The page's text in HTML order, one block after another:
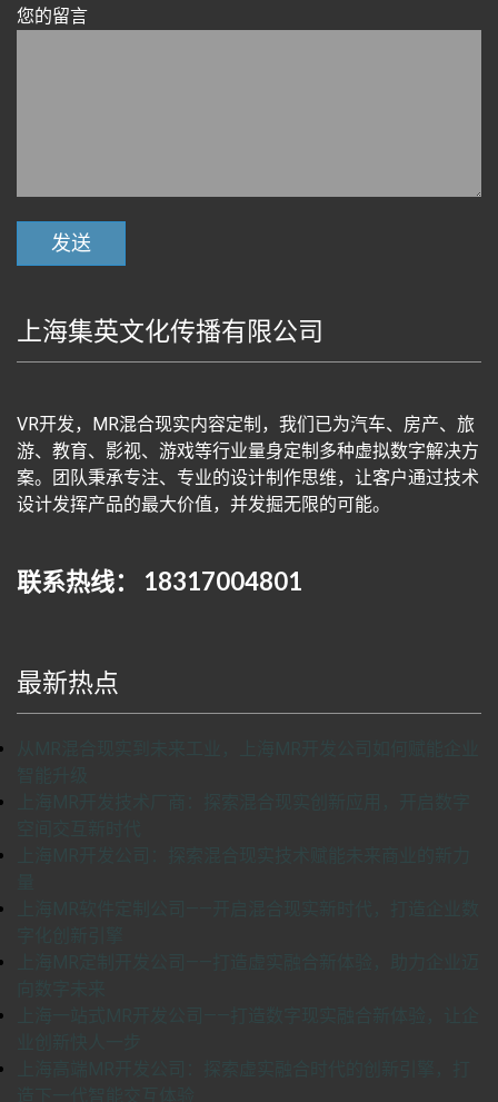
您的留言
上海集英文化传播有限公司
VR开发，MR混合现实内容定制，我们已为汽车、房产、旅
游、教育、影视、游戏等行业量身定制多种虚拟数字解决方
案。团队秉承专注、专业的设计制作思维，让客户通过技术
设计发挥产品的最大价值，并发掘无限的可能。
联系热线： 18317004801
最新热点